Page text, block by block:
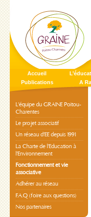
Accueil
Publications
A
L’équipe du GRAINE Poitou-
Charentes
Le projet associatif
Un réseau d’EE depuis 1991
La Charte de l’Education à
l’Environnement
Fonctionnement et vie
associative
Adhérer au réseau
F.A.Q (foire aux questions)
Nos partenaires